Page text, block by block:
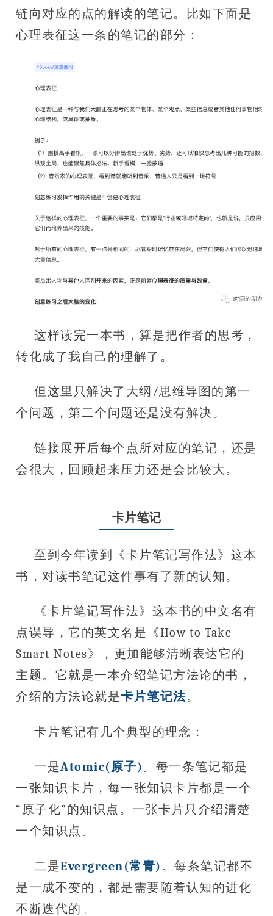
链向对应的点的解读的笔记。比如下面是
心理表征这一条的笔记的部分：
这样读完一本书，算是把作者的思考，
转化成了我自己的理解了。
但这里只解决了大纲/思维导图的第一
个问题，第二个问题还是没有解决。
链接展开后每个点所对应的笔记，还是
会很大，回顾起来压力还是会比较大。
卡片笔记
至到今年读到《卡片笔记写作法》这本
书，对读书笔记这件事有了新的认知。
《卡片笔记写作法》这本书的中文名有
点误导，它的英文名是《How to Take
Smart Notes》，更加能够清晰表达它的
主题。它就是一本介绍笔记方法论的书，
介绍的方法论就是卡片笔记法。
卡片笔记有几个典型的理念：
一是Atomic(原子)。每一条笔记都是
一张知识卡片，每一张知识卡片都是一个
“原子化”的知识点。一张卡片只介绍清楚
一个知识点。
二是Evergreen(常青) 。每条笔记都不
是一成不变的，都是需要随着认知的进化
不断迭代的。